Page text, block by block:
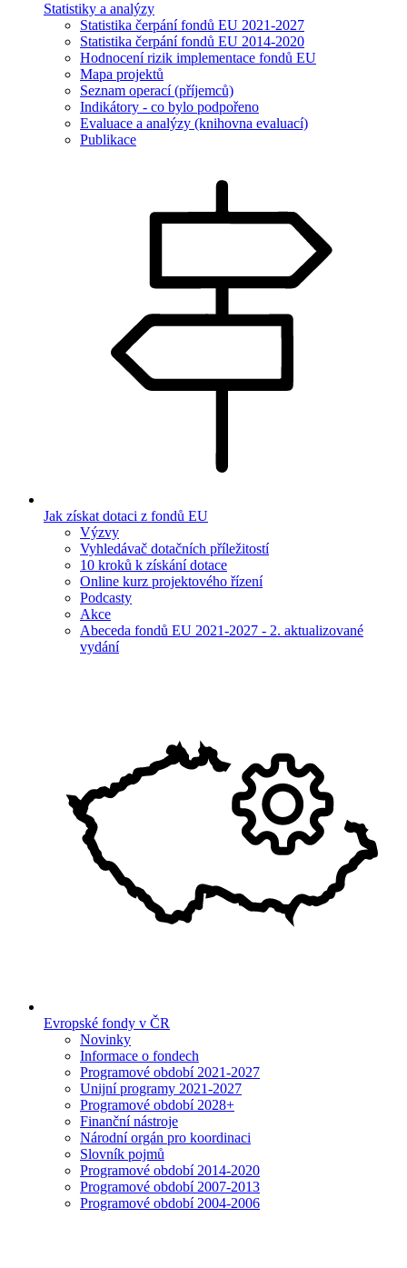
Statistiky a analýzy
Statistika čerpání fondů EU 2021-2027
Statistika čerpání fondů EU 2014-2020
Hodnocení rizik implementace fondů EU
Mapa projektů
Seznam operací (příjemců)
Indikátory - co bylo podpořeno
Evaluace a analýzy (knihovna evaluací)
Publikace
Jak získat dotaci z fondů EU
Výzvy
Vyhledávač dotačních příležitostí
10 kroků k získání dotace
Online kurz projektového řízení
Podcasty
Akce
Abeceda fondů EU 2021-2027 - 2. aktualizované
vydání
Evropské fondy v ČR
Novinky
Informace o fondech
Programové období 2021-2027
Unijní programy 2021-2027
Programové období 2028+
Finanční nástroje
Národní orgán pro koordinaci
Slovník pojmů
Programové období 2014-2020
Programové období 2007-2013
Programové období 2004-2006